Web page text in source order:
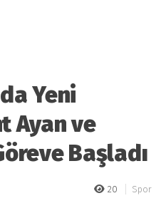
Yeni
Ayan ve
Başladı
20 Spor